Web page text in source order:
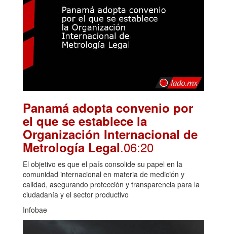
Panamá adopta convenio por
el que se establece la
Organización Internacional de
Metrología Legal.06:20
El objetivo es que el país consolide su papel en la
comunidad internacional en materia de medición y
calidad, asegurando protección y transparencia para la
ciudadanía y el sector productivo
Infobae